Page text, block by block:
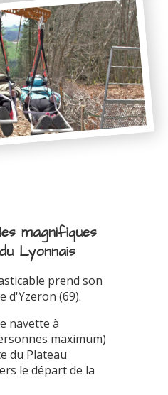
magnifiques
Lyonnais
prend son
d'Yzeron (69).
navette à
maximum)
du Plateau
le départ de la